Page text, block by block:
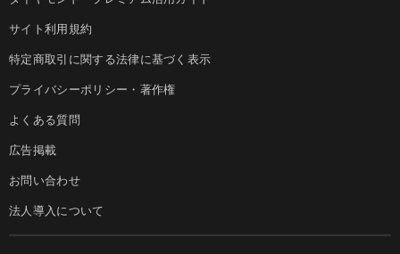
サイト利用規約
特定商取引に関する法律に基づく表示
プライバシーポリシー・著作権
よくある質問
広告掲載
お問い合わせ
法人導入について